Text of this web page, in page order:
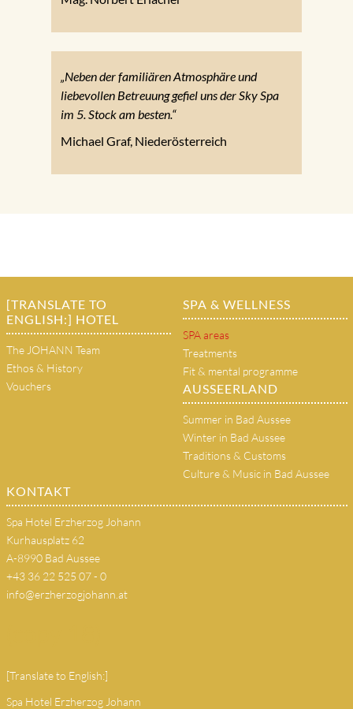
„Neben der familiären Atmosphäre und
liebevollen Betreuung gefiel uns der Sky Spa
im 5. Stock am besten.“
Michael Graf, Niederösterreich
[TRANSLATE TO
ENGLISH:] HOTEL
The JOHANN Team
Ethos & History
Vouchers
SPA & WELLNESS
SPA areas
Treatments
Fit & mental programme
AUSSEERLAND
Summer in Bad Aussee
Winter in Bad Aussee
Traditions & Customs
Culture & Music in Bad Aussee
KONTAKT
Spa Hotel Erzherzog Johann
Kurhausplatz 62
A-8990 Bad Aussee
+43 36 22 525 07 - 0
info@erzherzogjohann.at
[Translate to English:]
Spa Hotel Erzherzog Johann